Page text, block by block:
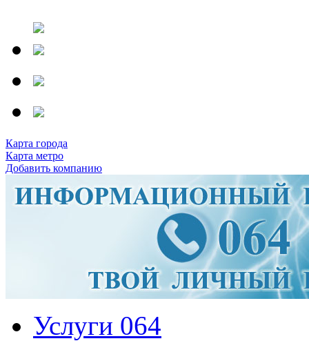
Карта города
Карта метро
Добавить компанию
Услуги 064